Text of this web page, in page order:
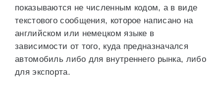
показываются не численным кодом, а в виде
текстового сообщения, которое написано на
английском или немецком языке в
зависимости от того, куда предназначался
автомобиль либо для внутреннего рынка, либо
для экспорта.